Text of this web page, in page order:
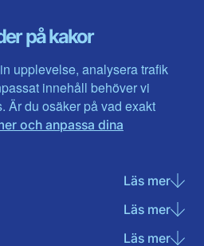
på kakor
upplevelse, analysera trafik
innehåll behöver vi
Är du osäker på vad exakt
och anpassa dina
Läs merom
Läs merom
Läs merom
Värmlands län
Västerbotten
Västra Götaland
Västernorrland
Västmanland
Örebro län
Östergötland
medier